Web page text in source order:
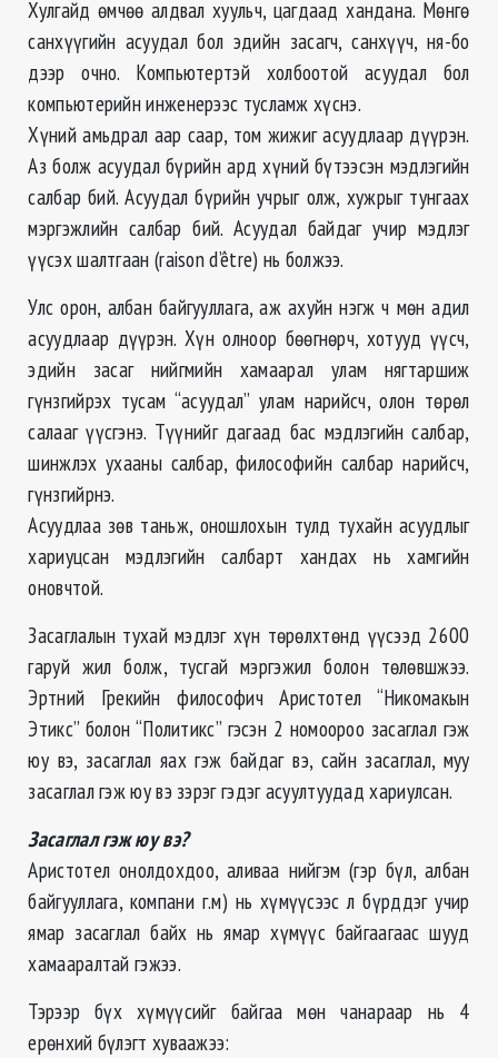
Хулгайд өмчөө алдвал хуульч, цагдаад хандана. Мөнгө
санхүүгийн асуудал бол эдийн засагч, санхүүч, ня-бо
дээр очно. Компьютертэй холбоотой асуудал бол
компьютерийн инженерээс тусламж хүснэ.
Хүний амьдрал аар саар, том жижиг асуудлаар дүүрэн.
Аз болж асуудал бүрийн ард хүний бүтээсэн мэдлэгийн
салбар бий. Асуудал бүрийн учрыг олж, хужрыг тунгаах
мэргэжлийн салбар бий. Асуудал байдаг учир мэдлэг
үүсэх шалтгаан (raison d’être) нь болжээ.
Улс орон, албан байгууллага, аж ахуйн нэгж ч мөн адил
асуудлаар дүүрэн. Хүн олноор бөөгнөрч, хотууд үүсч,
эдийн засаг нийгмийн хамаарал улам нягтаршиж
гүнзгийрэх тусам “асуудал” улам нарийсч, олон төрөл
салааг үүсгэнэ. Түүнийг дагаад бас мэдлэгийн салбар,
шинжлэх ухааны салбар, философийн салбар нарийсч,
гүнзгийрнэ.
Асуудлаа зөв таньж, оношлохын тулд тухайн асуудлыг
хариуцсан мэдлэгийн салбарт хандах нь хамгийн
оновчтой.
Засаглалын тухай мэдлэг хүн төрөлхтөнд үүсээд 2600
гаруй жил болж, тусгай мэргэжил болон төлөвшжээ.
Эртний Грекийн философич Аристотел “Никомакын
Этикс” болон “Политикс” гэсэн 2 номоороо засаглал гэж
юу вэ, засаглал яах гэж байдаг вэ, сайн засаглал, муу
засаглал гэж юу вэ зэрэг гэдэг асуултуудад хариулсан.
Засаглал гэж юу вэ?
Аристотел онолдохдоо, аливаа нийгэм (гэр бүл, албан
байгууллага, компани г.м) нь хүмүүсээс л бүрддэг учир
ямар засаглал байх нь ямар хүмүүс байгаагаас шууд
хамааралтай гэжээ.
Тэрээр бүх хүмүүсийг байгаа мөн чанараар нь 4
ерөнхий бүлэгт хуваажээ: